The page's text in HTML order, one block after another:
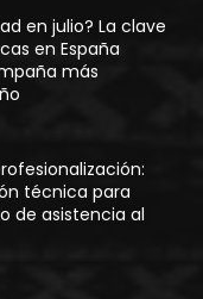
en julio? La clave
en España
más
técnica para
de asistencia al